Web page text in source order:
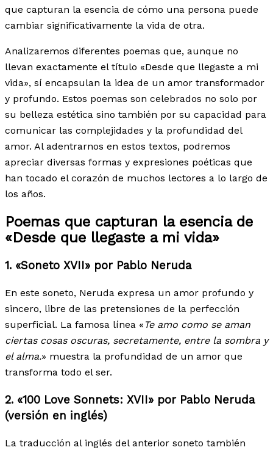
que capturan la esencia de cómo una persona puede
cambiar significativamente la vida de otra.
Analizaremos diferentes poemas que, aunque no
llevan exactamente el título «Desde que llegaste a mi
vida», sí encapsulan la idea de un amor transformador
y profundo. Estos poemas son celebrados no solo por
su belleza estética sino también por su capacidad para
comunicar las complejidades y la profundidad del
amor. Al adentrarnos en estos textos, podremos
apreciar diversas formas y expresiones poéticas que
han tocado el corazón de muchos lectores a lo largo de
los años.
Poemas que capturan la esencia de
«Desde que llegaste a mi vida»
1. «Soneto XVII» por Pablo Neruda
En este soneto, Neruda expresa un amor profundo y
sincero, libre de las pretensiones de la perfección
superficial. La famosa línea « Te amo como se aman
ciertas cosas oscuras, secretamente, entre la sombra y
el alma.» muestra la profundidad de un amor que
transforma todo el ser.
2. «100 Love Sonnets: XVII» por Pablo Neruda
(versión en inglés)
La traducción al inglés del anterior soneto también